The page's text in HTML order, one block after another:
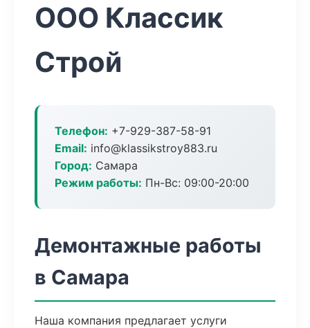
ООО Классик
Строй
Телефон: +7-929-387-58-91
Email: info@klassikstroy883.ru
Город: Самара
Режим работы: Пн-Вс: 09:00-20:00
Демонтажные работы
в Самара
Наша компания предлагает услуги